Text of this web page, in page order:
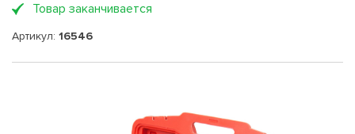
Товар заканчивается
Артикул: 16546